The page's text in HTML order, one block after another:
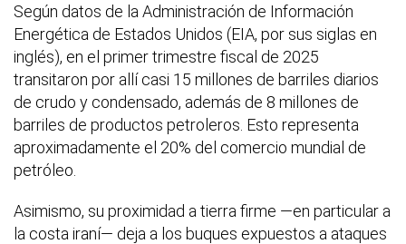
Según datos de la Administración de Información
Energética de Estados Unidos (EIA, por sus siglas en
inglés), en el primer trimestre fiscal de 2025
transitaron por allí casi 15 millones de barriles diarios
de crudo y condensado, además de 8 millones de
barriles de productos petroleros. Esto representa
aproximadamente el 20% del comercio mundial de
petróleo.
Asimismo, su proximidad a tierra firme —en particular a
la costa iraní— deja a los buques expuestos a ataques